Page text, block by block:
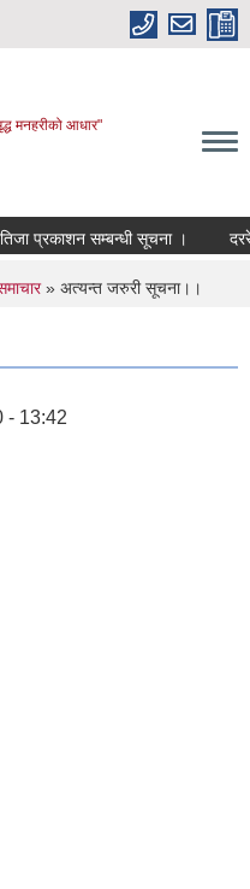
मनहरीको आधार"
प्रकाशन सम्बन्धी सूचना । दररेट
» अत्यन्त जरुरी सूचना।।
- 13:42